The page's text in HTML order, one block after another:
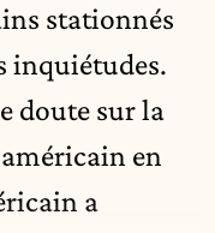
stationnés
inquiétudes.
doute sur la
en
a